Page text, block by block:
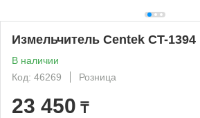
Измельчитель Centek CT-1394
В наличии
Код: 46269
Розница
23 450 ₸